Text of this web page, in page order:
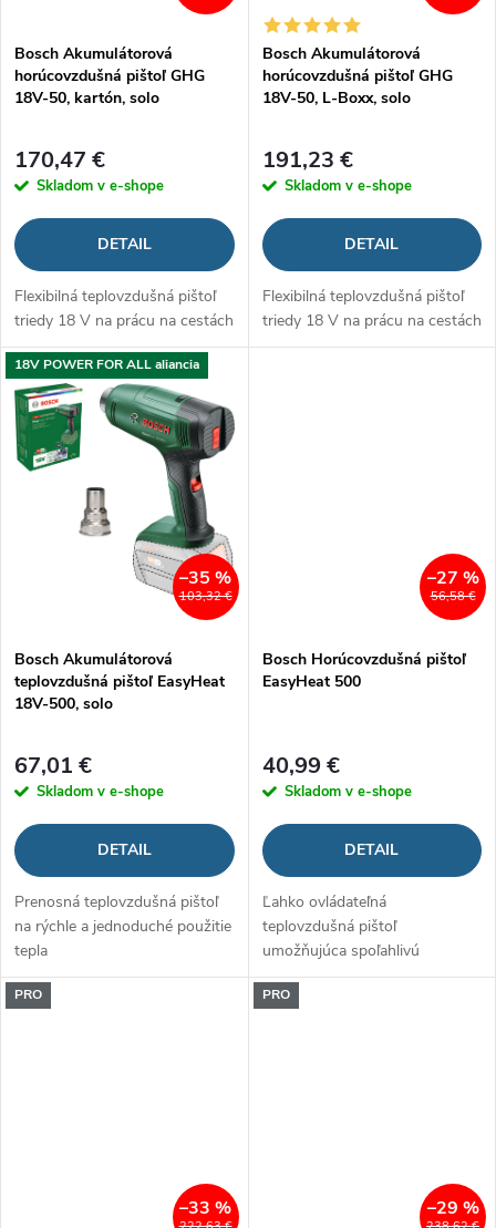
p
o
d
u
k
t
o
p
r
o
d
u
k
t
o
v
Bosch Akumulátorová
horúcovzdušná pištoľ GHG
18V-50, kartón, solo
170,47 €
Skladom v e-shope
DETAIL
Flexibilná teplovzdušná pištoľ
triedy 18 V na prácu na cestách
Bosch Akumulátorová
horúcovzdušná pištoľ GHG
18V-50, L-Boxx, solo
191,23 €
Skladom v e-shope
DETAIL
Flexibilná teplovzdušná pištoľ
triedy 18 V na prácu na cestách
18V POWER FOR ALL aliancia
103,32 €
–35 %
Bosch Akumulátorová
teplovzdušná pištoľ EasyHeat
18V-500, solo
67,01 €
Skladom v e-shope
DETAIL
Prenosná teplovzdušná pištoľ
na rýchle a jednoduché použitie
tepla
56,58 €
–27 %
Bosch Horúcovzdušná pištoľ
EasyHeat 500
40,99 €
Skladom v e-shope
DETAIL
Ľahko ovládateľná
teplovzdušná pištoľ
umožňujúca spoľahlivú
manipuláciu
PRO
–33 %
PRO
–29 %